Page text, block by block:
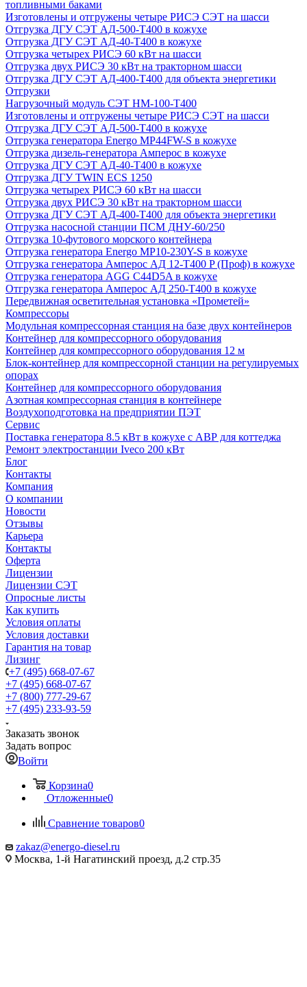
топливными баками
Изготовлены и отгружены четыре РИСЭ СЭТ на шасси
Отгрузка ДГУ СЭТ АД-500-Т400 в кожухе
Отгрузка ДГУ СЭТ АД-40-Т400 в кожухе
Отгрузка четырех РИСЭ 60 кВт на шасси
Отгрузка двух РИСЭ 30 кВт на тракторном шасси
Отгрузка ДГУ СЭТ АД-400-Т400 для объекта энергетики
Отгрузки
Нагрузочный модуль СЭТ НМ-100-Т400
Изготовлены и отгружены четыре РИСЭ СЭТ на шасси
Отгрузка ДГУ СЭТ АД-500-Т400 в кожухе
Отгрузка генератора Energo MP44FW-S в кожухе
Отгрузка дизель-генератора Амперос в кожухе
Отгрузка ДГУ СЭТ АД-40-Т400 в кожухе
Отгрузка ДГУ TWIN ECS 1250
Отгрузка четырех РИСЭ 60 кВт на шасси
Отгрузка двух РИСЭ 30 кВт на тракторном шасси
Отгрузка ДГУ СЭТ АД-400-Т400 для объекта энергетики
Отгрузка насосной станции ПСМ ДНУ-60/250
Отгрузка 10-футового морского контейнера
Отгрузка генератора Energo MP10-230Y-S в кожухе
Отгрузка генератора Амперос АД 12-Т400 P (Проф) в кожухе
Отгрузка генератора AGG C44D5A в кожухе
Отгрузка генератора Амперос АД 250-Т400 в кожухе
Передвижная осветительная установка «Прометей»
Компрессоры
Модульная компрессорная станция на базе двух контейнеров
Контейнер для компрессорного оборудования
Контейнер для компрессорного оборудования 12 м
Блок-контейнер для компрессорной станции на регулируемых
опорах
Контейнер для компрессорного оборудования
Азотная компрессорная станция в контейнере
Воздухоподготовка на предприятии ПЭТ
Сервис
Поставка генератора 8.5 кВт в кожухе с АВР для коттеджа
Ремонт электростанции Iveco 200 кВт
Блог
Контакты
Компания
О компании
Новости
Отзывы
Карьера
Контакты
Оферта
Лицензии
Лицензии СЭТ
Опросные листы
Как купить
Условия оплаты
Условия доставки
Гарантия на товар
Лизинг
+7 (495) 668-07-67
+7 (495) 668-07-67
+7 (800) 777-29-67
+7 (495) 233-93-59
Заказать звонок
Задать вопрос
Войти
Корзина0
Отложенные0
Сравнение товаров0
zakaz@energo-diesel.ru
Москва, 1-й Нагатинский проезд, д.2 стр.35